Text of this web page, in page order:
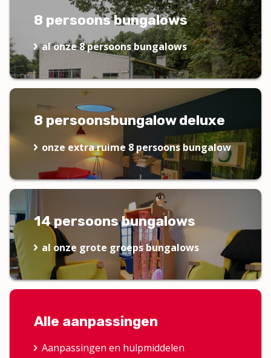
8 persoons bungalows
al onze 8 persoons bungalows
8 persoonsbungalow deluxe
onze extra ruime 8 persoons bungalow
14 persoons bungalows
al onze grote groeps bungalows
Alle aanpassingen
Aanpassingen en hulpmiddelen